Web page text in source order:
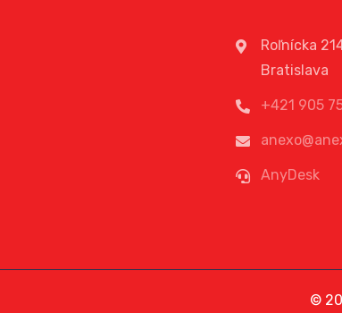
Roľnícka
Bratislava
+421 905
AnyDesk
©